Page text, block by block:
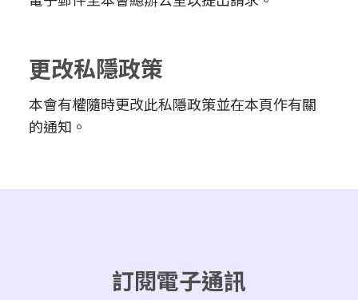
更改私隱政策
本會有權隨時更改此私隱政策並在本頁作有關
的通知。
訂閱電子通訊